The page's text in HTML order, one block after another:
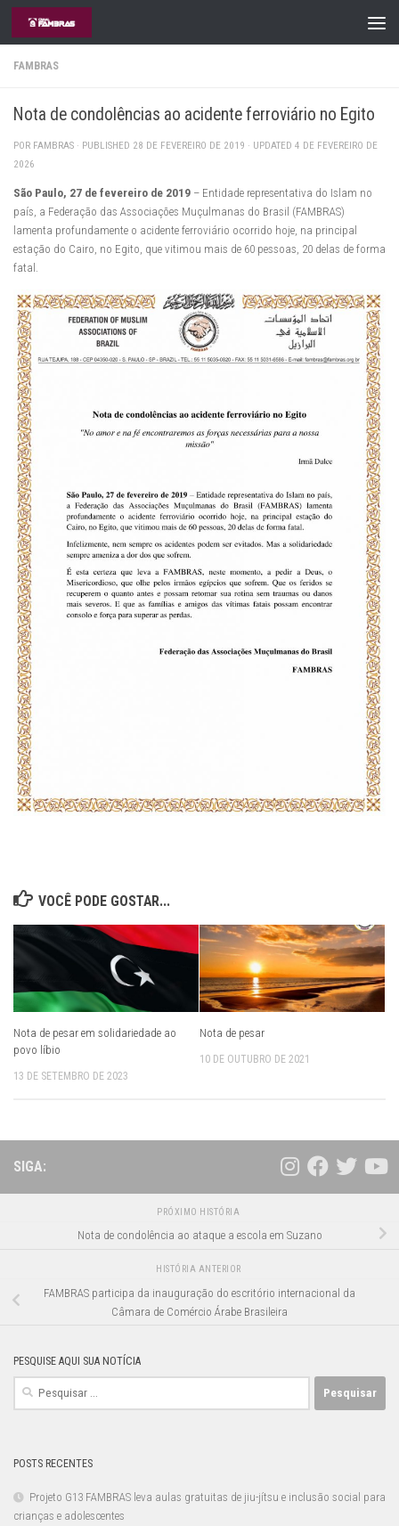
Skip to content
FAMBRAS
Nota de condolências ao acidente ferroviário no Egito
POR FAMBRAS · PUBLISHED 28 DE FEVEREIRO DE 2019 · UPDATED 4 DE FEVEREIRO DE
2026
São Paulo, 27 de fevereiro de 2019 – Entidade representativa do Islam no
país, a Federação das Associações Muçulmanas do Brasil (FAMBRAS)
lamenta profundamente o acidente ferroviário ocorrido hoje, na principal
estação do Cairo, no Egito, que vitimou mais de 60 pessoas, 20 delas de forma
fatal.
VOCÊ PODE GOSTAR...
Nota de pesar em solidariedade ao
povo líbio
13 DE SETEMBRO DE 2023
Nota de pesar
10 DE OUTUBRO DE 2021
SIGA:
PRÓXIMO HISTÓRIA
Nota de condolência ao ataque a escola em Suzano
HISTÓRIA ANTERIOR
FAMBRAS participa da inauguração do escritório internacional da
Câmara de Comércio Árabe Brasileira
PESQUISE AQUI SUA NOTÍCIA
Pesquisar
POSTS RECENTES
Projeto G13 FAMBRAS leva aulas gratuitas de jiu-jítsu e inclusão social para
crianças e adolescentes